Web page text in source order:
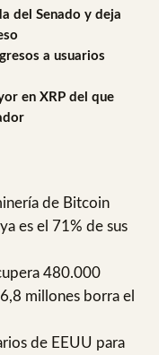
del Senado y deja
a usuarios
en XRP del que
de Bitcoin
es el 71% de sus
480.000
millones borra el
de EEUU para